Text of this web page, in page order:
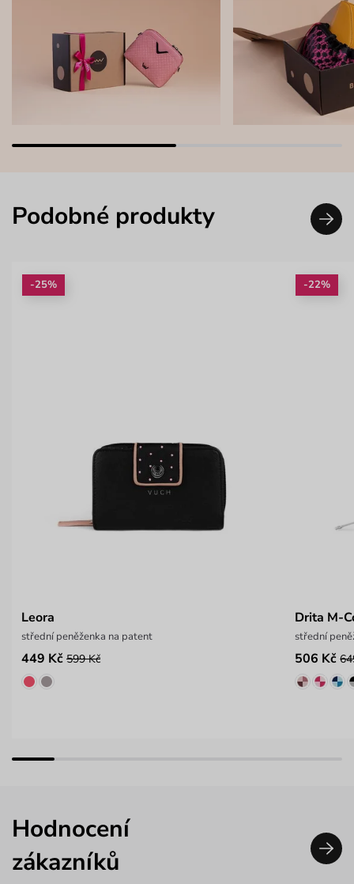
Podobné produkty
-25%
Leora
střední peněženka na patent
449 Kč 599 Kč
-22%
Drita M-
střední
506 Kč
Hodnocení
zákazníků